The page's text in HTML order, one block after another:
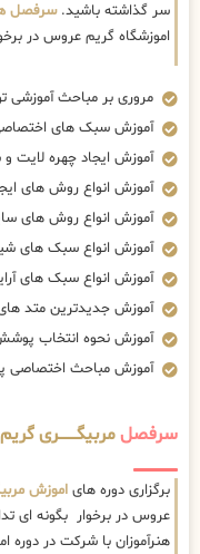
سر گذاشته باشید.سرفصل
اموزشگاه گریم عروس در
مروری بر مباحث آموزشی
آموزش سبک های اختصاصی
آموزش ایجاد چهره لایت
آموزش انواع روش های
آموزش انواع روش های
آموزش انواع سبک های
آموزش انواع سبک های
آموزش جدیدترین متد
آموزش نحوه انتخاب
آموزش مباحث اختصاصی
سرفصل
برگزاری دوره های اموزش
عروس در برخوار بگونه ای
هنرآموزان با شرکت در